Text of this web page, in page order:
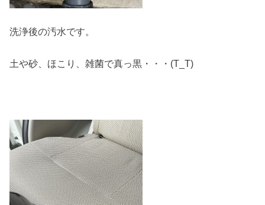
洗浄後の汚水です。
土や砂、ほこり、雑菌で真っ黒・・・(T_T)